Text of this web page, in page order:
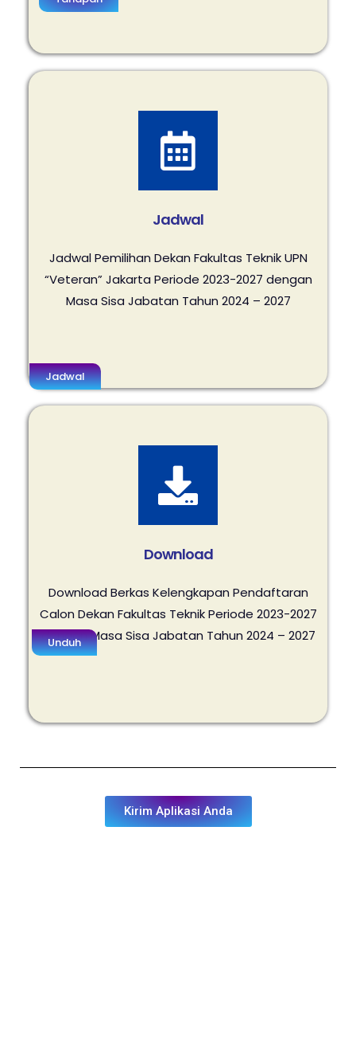
Jadwal
Jadwal Pemilihan Dekan Fakultas TeknikUPN
“Veteran” Jakarta Periode 2023-2027 dengan
Masa Sisa Jabatan Tahun 2024 – 2027
Jadwal
Download
Download Berkas Kelengkapan Pendaftaran
Calon Dekan Fakultas Teknik Periode 2023-2027
dengan Masa Sisa Jabatan Tahun 2024 – 2027
Unduh
Kirim Aplikasi Anda